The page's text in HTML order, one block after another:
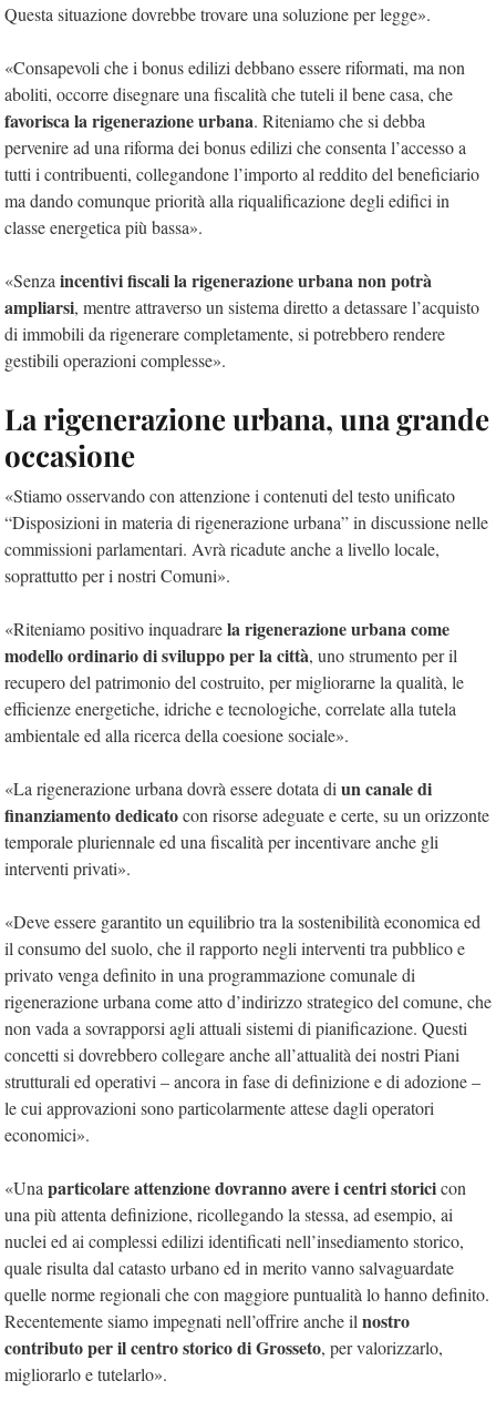
Questa situazione dovrebbe trovare una soluzione per legge».
«Consapevoli che i bonus edilizi debbano essere riformati, ma non
aboliti, occorre disegnare una fiscalità che tuteli il bene casa, che
favorisca la rigenerazione urbana. Riteniamo che si debba
pervenire ad una riforma dei bonus edilizi che consenta l’accesso a
tutti i contribuenti, collegandone l’importo al reddito del beneficiario
ma dando comunque priorità alla riqualificazione degli edifici in
classe energetica più bassa».
«Senza incentivi fiscali la rigenerazione urbana non potrà
ampliarsi, mentre attraverso un sistema diretto a detassare l’acquisto
di immobili da rigenerare completamente, si potrebbero rendere
gestibili operazioni complesse».
La rigenerazione urbana, una grande
occasione
«Stiamo osservando con attenzione i contenuti del testo unificato
“Disposizioni in materia di rigenerazione urbana” in discussione nelle
commissioni parlamentari. Avrà ricadute anche a livello locale,
soprattutto per i nostri Comuni».
«Riteniamo positivo inquadrarela rigenerazione urbana come
modello ordinario di sviluppo per la città, uno strumento per il
recupero del patrimonio del costruito, per migliorarne la qualità, le
efficienze energetiche, idriche e tecnologiche, correlate alla tutela
ambientale ed alla ricerca della coesione sociale».
«La rigenerazione urbana dovrà essere dotata di un canale di
finanziamento dedicatocon risorse adeguate e certe, su un orizzonte
temporale pluriennale ed una fiscalità per incentivare anche gli
interventi privati».
«Deve essere garantito un equilibrio tra la sostenibilità economica ed
il consumo del suolo, che il rapporto negli interventi tra pubblico e
privato venga definito in una programmazione comunale di
rigenerazione urbana come atto d’indirizzo strategico del comune, che
non vada a sovrapporsi agli attuali sistemi di pianificazione. Questi
concetti si dovrebbero collegare anche all’attualità dei nostri Piani
strutturali ed operativi – ancora in fase di definizione e di adozione –
le cui approvazioni sono particolarmente attese dagli operatori
economici».
«Una particolare attenzione dovranno avere i centri storicicon
una più attenta definizione, ricollegando la stessa, ad esempio, ai
nuclei ed ai complessi edilizi identificati nell’insediamento storico,
quale risulta dal catasto urbano ed in merito vanno salvaguardate
quelle norme regionali che con maggiore puntualità lo hanno definito.
Recentemente siamo impegnati nell’offrire anche il nostro
contributo per il centro storico di Grosseto, per valorizzarlo,
migliorarlo e tutelarlo».